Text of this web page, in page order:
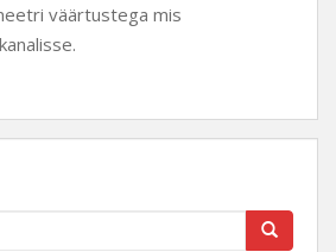
väärtustega mis